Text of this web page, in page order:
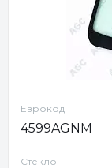
Еврокод
4599AGNM
Стекло